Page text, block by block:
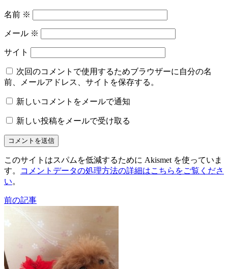
名前 ※
メール ※
サイト
次回のコメントで使用するためブラウザーに自分の名
前、メールアドレス、サイトを保存する。
新しいコメントをメールで通知
新しい投稿をメールで受け取る
このサイトはスパムを低減するために Akismet を使っていま
す。
コメントデータの処理方法の詳細はこちらをご覧くださ
い。
前の記事